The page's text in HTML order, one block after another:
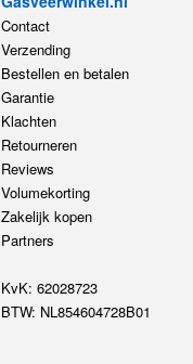
Contact
Verzending
Bestellen en betalen
Garantie
Klachten
Retourneren
Reviews
Volumekorting
Zakelijk kopen
Partners
KvK: 62028723
BTW: NL854604728B01